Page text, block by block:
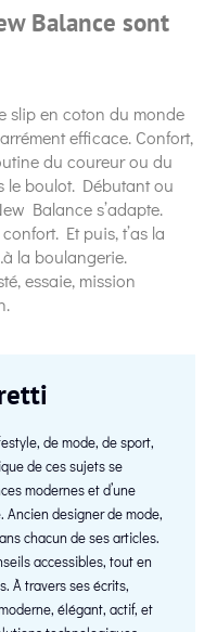
Balance sont
slip en coton du monde
efficace. Confort,
du coureur ou du
boulot. Débutant ou
Balance s’adapte.
Et puis, t’as la
la boulangerie.
essaie, mission
de mode, de sport,
de ces sujets se
modernes et d’une
designer de mode,
chacun de ses articles.
accessibles, tout en
À travers ses écrits,
élégant, actif, et